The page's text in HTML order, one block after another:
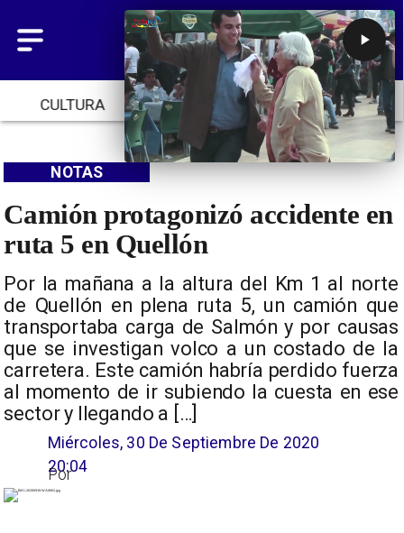
CULTURA TENDENCIAS INICIO
Camión protagonizó accidente en
ruta 5 en Quellón
Por la mañana a la altura del Km 1 al norte
de Quellón en plena ruta 5, un camión que
transportaba carga de Salmón y por causas
que se investigan volco a un costado de la
carretera. Este camión habría perdido fuerza
al momento de ir subiendo la cuesta en ese
sector y llegando a […]
NOTAS
Miércoles, 30 De Septiembre De 2020
20:04
Por